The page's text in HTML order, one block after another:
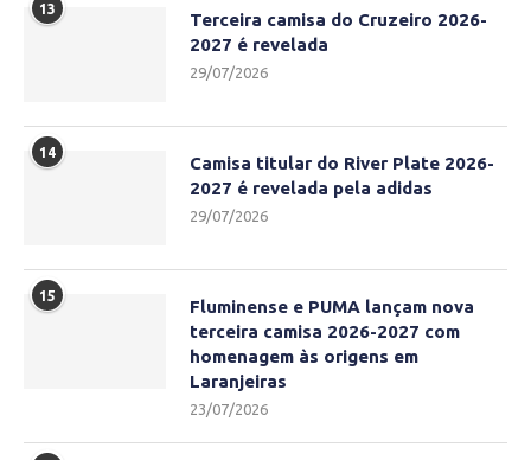
13
Terceira camisa do Cruzeiro 2026-
2027 é revelada
29/07/2026
14
Camisa titular do River Plate 2026-
2027 é revelada pela adidas
29/07/2026
15
Fluminense e PUMA lançam nova
terceira camisa 2026-2027 com
homenagem às origens em
Laranjeiras
23/07/2026